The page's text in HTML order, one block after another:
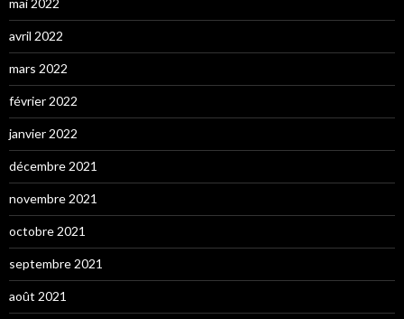
avril 2022
mars 2022
février 2022
janvier 2022
décembre 2021
novembre 2021
octobre 2021
septembre 2021
août 2021